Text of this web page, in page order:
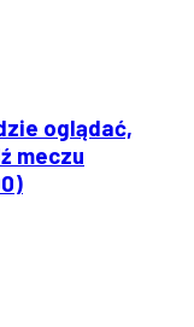
oglądać,
meczu